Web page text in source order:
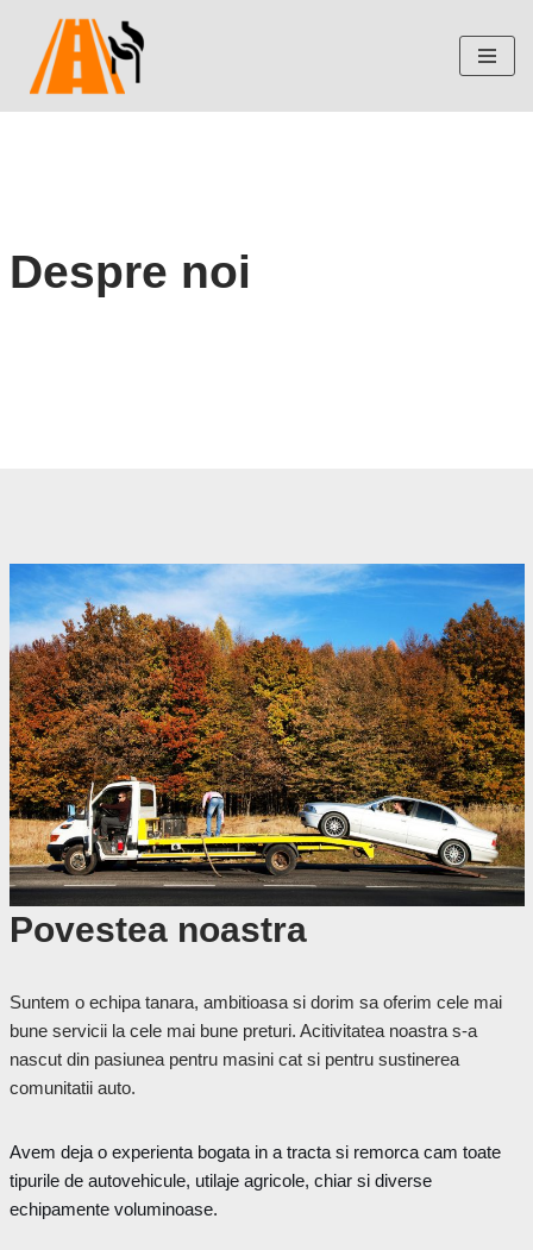
Skip
to
Despre noi
Povestea noastra
Suntem o echipa tanara, ambitioasa si dorim sa oferim cele mai
bune servicii la cele mai bune preturi. Acitivitatea noastra s-a
nascut din pasiunea pentru masini cat si pentru sustinerea
comunitatii auto.
Avem deja o experienta bogata in a tracta si remorca cam toate
tipurile de autovehicule, utilaje agricole, chiar si diverse
echipamente voluminoase.